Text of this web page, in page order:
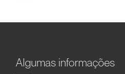
Algumas informações